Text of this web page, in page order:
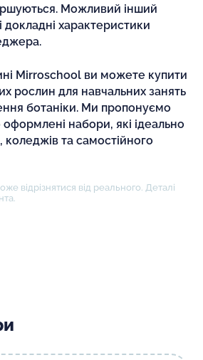
Можливий інший
докладні характеристики
Mirroschool ви можете купити
рослин для навчальних занять
ботаніки. Ми пропонуємо
оформлені набори, які ідеально
коледжів та самостійного
відрізнятися від реального. Деталі